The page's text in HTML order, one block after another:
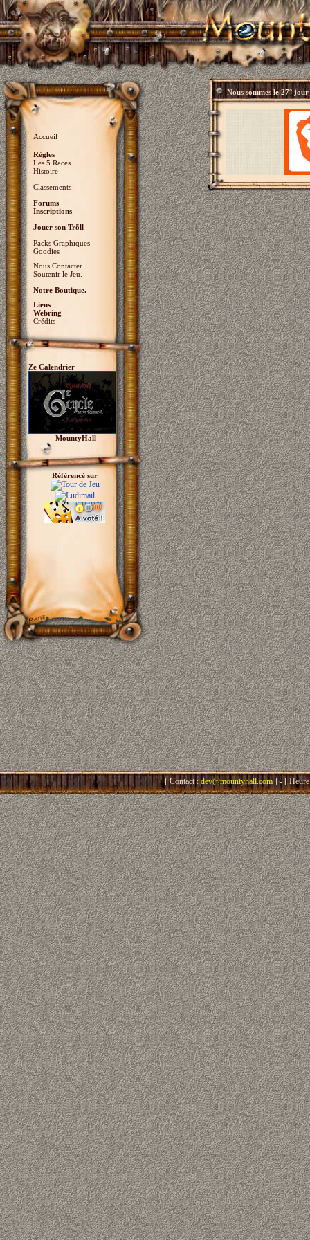
Accueil
Règles
Les 5 Races
Histoire
Classements
Forums
Inscriptions
Jouer son Trõll
Packs Graphiques
Goodies
Nous Contacter
Soutenir le Jeu.
Notre Boutique.
Liens
Webring
Crédits
Ze Calendrier
MountyHall
Référencé sur
Nous sommes le27° jour
[ Contact : dev@mountyhall.com] - [ Heure